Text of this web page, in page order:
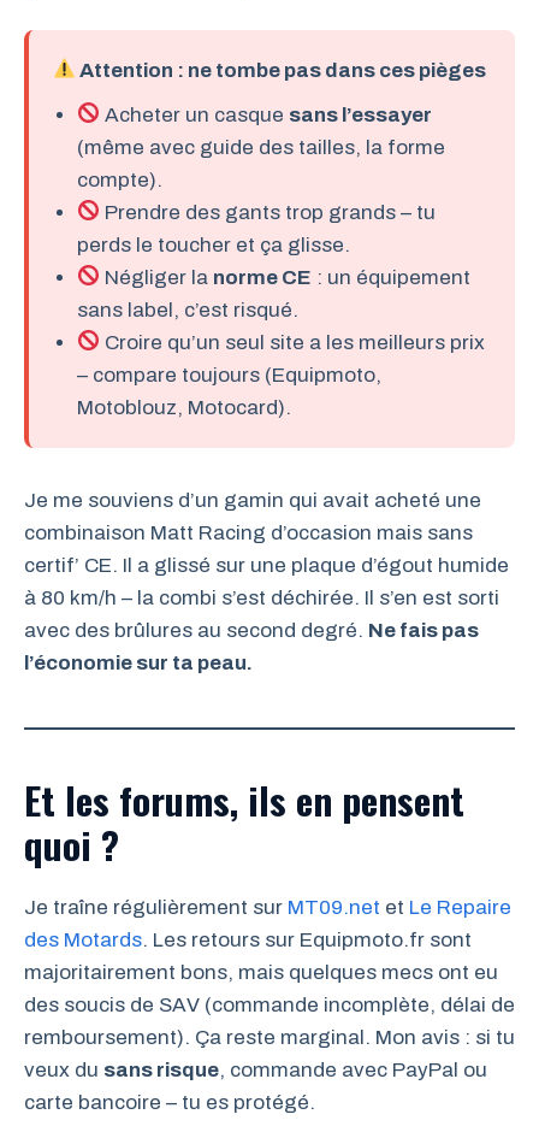
Attention : ne tombe pas dans ces pièges
Acheter un casque sans l’essayer
(même avec guide des tailles, la forme
compte).
Prendre des gants trop grands – tu
perds le toucher et ça glisse.
Négliger la norme CE : un équipement
sans label, c’est risqué.
Croire qu’un seul site a les meilleurs prix
– compare toujours (Equipmoto,
Motoblouz, Motocard).
Je me souviens d’un gamin qui avait acheté une
combinaison Matt Racing d’occasion mais sans
certif’ CE. Il a glissé sur une plaque d’égout humide
à 80 km/h – la combi s’est déchirée. Il s’en est sorti
avec des brûlures au second degré. Ne fais pas
l’économie sur ta peau.
Et les forums, ils en pensent
quoi ?
Je traîne régulièrement sur MT09.net et Le Repaire
des Motards. Les retours sur Equipmoto.fr sont
majoritairement bons, mais quelques mecs ont eu
des soucis de SAV (commande incomplète, délai de
remboursement). Ça reste marginal. Mon avis : si tu
veux du sans risque, commande avec PayPal ou
carte bancoire – tu es protégé.